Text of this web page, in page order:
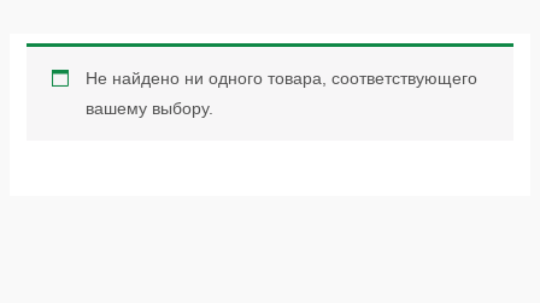
Не найдено ни одного товара, соответствующего
вашему выбору.